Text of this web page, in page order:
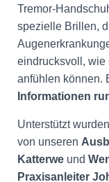
Tremor-
spezielle Brillen,
eindrucksvoll, wie
anfühlen können.
Informationen
Unterstützt
von unseren
Katterwe und
Praxisanleiter